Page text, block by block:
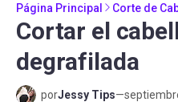
Página Principal Corte de
Cortar el
degrafilada
porJessy Tips—